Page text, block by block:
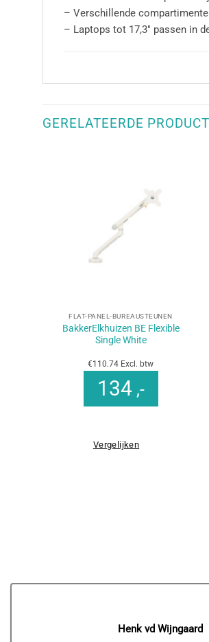
– Verschillende
– Laptops tot 17,3″ passen in
GERELATEERDE
FLAT-PANEL-BUREAUSTEUNEN
BakkerElkhuizen BE Flexible
Single White
€110.74 Excl. btw
134,-
Vergelijken
Henk vd Wijngaard